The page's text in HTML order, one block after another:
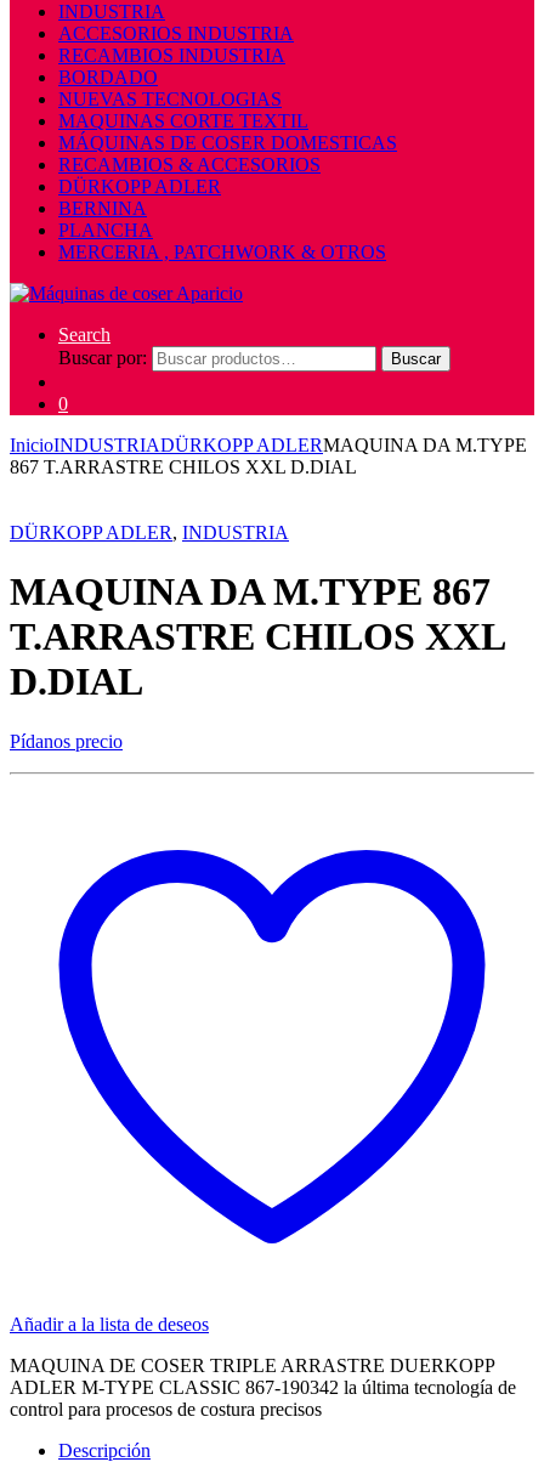
INDUSTRIA
ACCESORIOS INDUSTRIA
RECAMBIOS INDUSTRIA
BORDADO
NUEVAS TECNOLOGIAS
MAQUINAS CORTE TEXTIL
MÁQUINAS DE COSER DOMESTICAS
RECAMBIOS & ACCESORIOS
DÜRKOPP ADLER
BERNINA
PLANCHA
MERCERIA , PATCHWORK & OTROS
Search
Buscar por:
Buscar
0
InicioINDUSTRIADÜRKOPP ADLERMAQUINA DA M.TYPE
867 T.ARRASTRE CHILOS XXL D.DIAL
DÜRKOPP ADLER, INDUSTRIA
MAQUINA DA M.TYPE 867
T.ARRASTRE CHILOS XXL
D.DIAL
Pídanos precio
Añadir a la lista de deseos
MAQUINA DE COSER TRIPLE ARRASTRE DUERKOPP
ADLER M-TYPE CLASSIC 867-190342 la última tecnología de
control para procesos de costura precisos
Descripción